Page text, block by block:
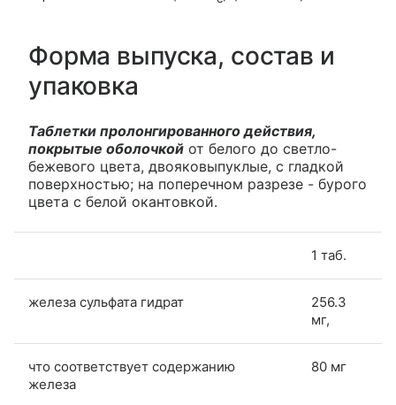
Форма выпуска, состав и
упаковка
Таблетки пролонгированного действия,
покрытые оболочкой от белого до светло-
бежевого цвета, двояковыпуклые, с гладкой
поверхностью; на поперечном разрезе - бурого
цвета с белой окантовкой.
1 таб.
железа сульфата гидрат
256.3
мг,
что соответствует содержанию
железа
80 мг